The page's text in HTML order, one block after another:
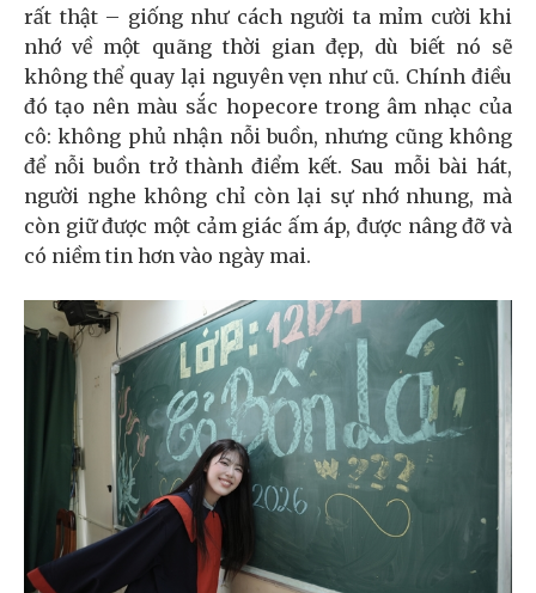
rất thật – giống như cách người ta mỉm cười khi
nhớ về một quãng thời gian đẹp, dù biết nó sẽ
không thể quay lại nguyên vẹn như cũ. Chính điều
đó tạo nên màu sắc hopecore trong âm nhạc của
cô: không phủ nhận nỗi buồn, nhưng cũng không
để nỗi buồn trở thành điểm kết. Sau mỗi bài hát,
người nghe không chỉ còn lại sự nhớ nhung, mà
còn giữ được một cảm giác ấm áp, được nâng đỡ và
có niềm tin hơn vào ngày mai.